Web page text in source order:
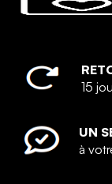
15
UN
à